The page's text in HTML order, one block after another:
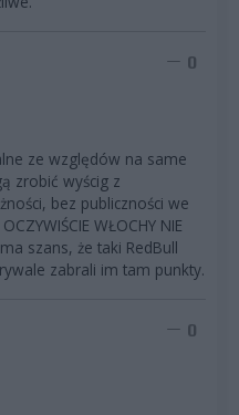
0
ze względów na same
zrobić wyścig z
bez publiczności we
WŁOCHY NIE
ma szans, że taki RedBull
zabrali im tam punkty.
0